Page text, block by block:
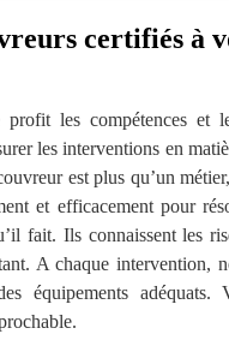
certifiés à
les compétences et
les interventions en
est plus qu’un
et efficacement pour
fait. Ils connaissent les
A chaque intervention,
équipements adéquats.